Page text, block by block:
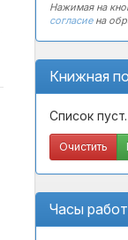
Нажимая на
согласиена
Книжная
Список пуст.
Очистить
Часы